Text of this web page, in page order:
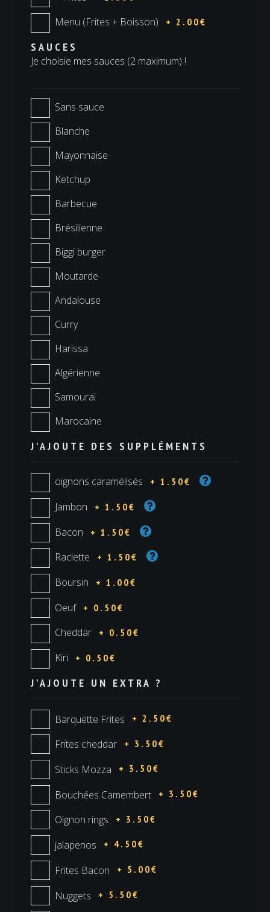
Menu (Frites + Boisson) + 2.00€
SAUCES
Je choisie mes sauces (2 maximum) !
Sans sauce
Blanche
Mayonnaise
Ketchup
Barbecue
Brésilienne
Biggi burger
Moutarde
Andalouse
Curry
Harissa
Algérienne
Samouraï
Marocaine
J'AJOUTE DES SUPPLÉMENTS
oignons caramélisés + 1.50€
Jambon + 1.50€
Bacon + 1.50€
Raclette + 1.50€
Boursin + 1.00€
Oeuf + 0.50€
Cheddar + 0.50€
Kiri + 0.50€
J'AJOUTE UN EXTRA ?
Barquette Frites + 2.50€
Frites cheddar + 3.50€
Sticks Mozza + 3.50€
Bouchées Camembert + 3.50€
Oignon rings + 3.50€
jalapenos + 4.50€
Frites Bacon + 5.00€
Nuggets + 5.50€